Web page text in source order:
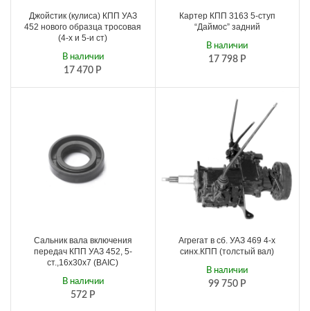
Джойстик (кулиса) КПП УАЗ
452 нового образца тросовая
(4-х и 5-и ст)
17 470 Р
В наличии
Картер КПП 3163 5-ступ
“Даймос” задний
17 798 Р
В наличии
Сальник вала включения
передач КПП УАЗ 452, 5-
ст.,16х30х7 (BAIC)
572 Р
В наличии
Агрегат в сб. УАЗ 469 4-х
синх.КПП (толстый вал)
99 750 Р
В наличии